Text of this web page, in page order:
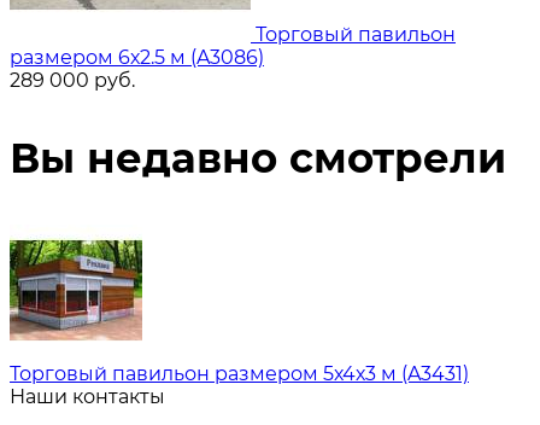
Торговый павильон
размером 6х2.5 м (A3086)
289 000 руб.
Вы недавно смотрели
Торговый павильон размером 5х4х3 м (A3431)
Наши контакты